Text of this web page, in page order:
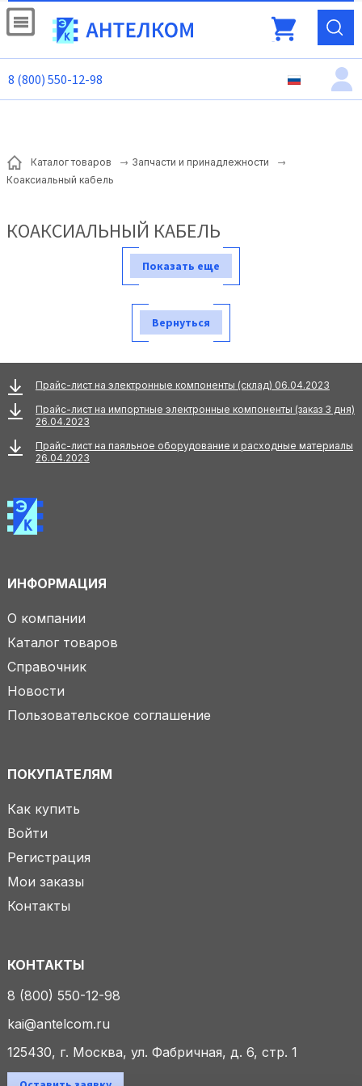
8 (800) 550-12-98
Каталог товаров
Запчасти и принадлежности
Коаксиальный кабель
КОАКСИАЛЬНЫЙ КАБЕЛЬ
Показать еще
Вернуться
Прайс-лист на электронные компоненты (склад) 06.04.2023
Прайс-лист на импортные электронные компоненты (заказ 3 дня)
26.04.2023
Прайс-лист на паяльное оборудование и расходные материалы
26.04.2023
ИНФОРМАЦИЯ
О компании
Каталог товаров
Справочник
Новости
Пользовательское соглашение
ПОКУПАТЕЛЯМ
Как купить
Войти
Регистрация
Мои заказы
Контакты
КОНТАКТЫ
8 (800) 550-12-98
kai@antelcom.ru
125430, г. Москва, ул. Фабричная, д. 6, стр. 1